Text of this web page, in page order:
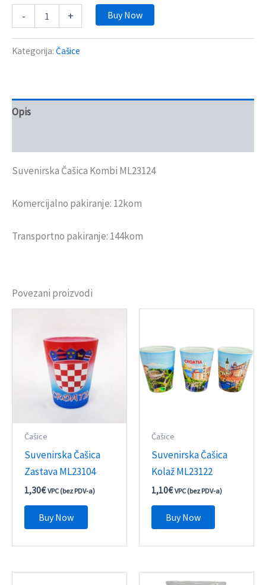
- + Buy Now
Kategorija: Čašice
Opis
Suvenirska Čašica Kombi ML23124
Komercijalno pakiranje: 12kom
Transportno pakiranje: 144kom
Povezani proizvodi
Čašice
Suvenirska Čašica
Zastava ML23104
1,30€ VPC (bez PDV-a)
Buy Now
Čašice
Suvenirska Čašica
Kolaž ML23122
1,10€ VPC (bez PDV-a)
Buy Now